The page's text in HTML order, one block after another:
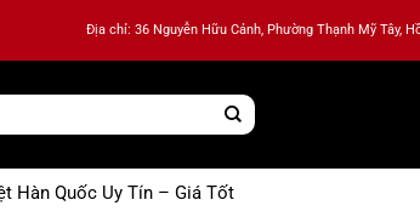
Địa chỉ: 36 Nguyễn Hữu Cảnh, Phường Thạnh Mỹ Tây,
Hàn Quốc Uy Tín – Giá Tốt